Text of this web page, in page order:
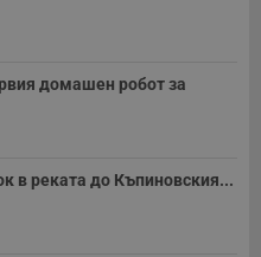
домашен робот за
в реката до Къпиновския...